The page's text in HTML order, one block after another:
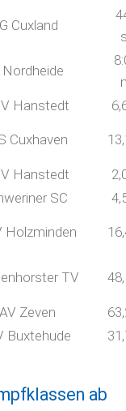
Cuxland
Nordheide
Hanstedt
Cuxhaven
Hanstedt
SC
Holzminden
TV
Zeven
Buxtehude
ab